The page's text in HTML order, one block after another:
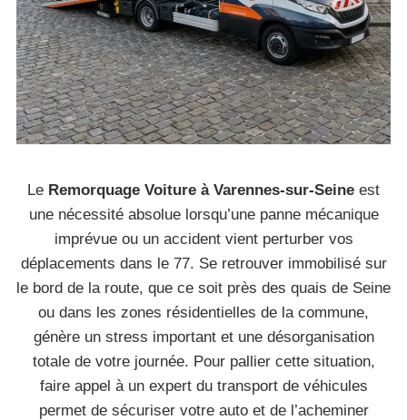
Le Remorquage Voiture à Varennes-sur-Seine est
une nécessité absolue lorsqu’une panne mécanique
imprévue ou un accident vient perturber vos
déplacements dans le 77. Se retrouver immobilisé sur
le bord de la route, que ce soit près des quais de Seine
ou dans les zones résidentielles de la commune,
génère un stress important et une désorganisation
totale de votre journée. Pour pallier cette situation,
faire appel à un expert du transport de véhicules
permet de sécuriser votre auto et de l’acheminer